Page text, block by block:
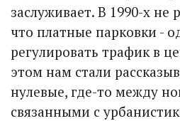
заслуживает. В 1990-х не
что платные парковки -
регулировать трафик в
этом нам стали
нулевые, где-то между
связанными с